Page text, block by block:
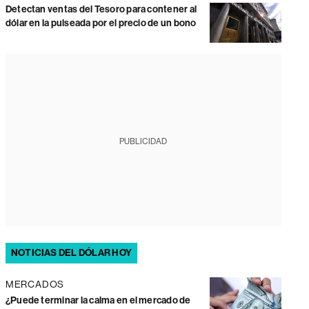
Detectan ventas del Tesoro para contener al
dólar en la pulseada por el precio de un bono
PUBLICIDAD
NOTICIAS DEL DÓLAR HOY
MERCADOS
¿Puede terminar la calma en el mercado de